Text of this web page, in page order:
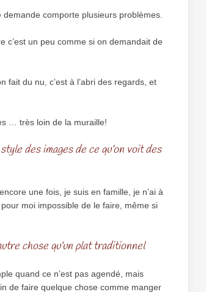
comporte plusieurs problèmes.
c’est un peu comme si on demandait de
fait du nu, c’est à l’abri des regards, et
… très loin de la muraille!
des images de ce qu’on voit des
une fois, je suis en famille, je n’ai à
moi impossible de le faire, même si
chose qu’un plat traditionnel
quand ce n’est pas agendé, mais
de faire quelque chose comme manger